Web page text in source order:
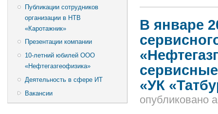
Публикации сотрудников
организации в НТВ
«Каротажник»
Презентации компании
10-летний юбилей ООО
«Нефтегазгеофизика»
Деятельность в сфере ИТ
Вакансии
В январе
«УК
опубликовано